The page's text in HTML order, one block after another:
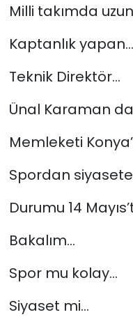
Milli takımda
Kaptanlık yapan…
Teknik Direktör…
Ünal Karaman
Memleketi
Spordan
Durumu 14
Bakalım…
Spor mu kolay…
Siyaset mi…